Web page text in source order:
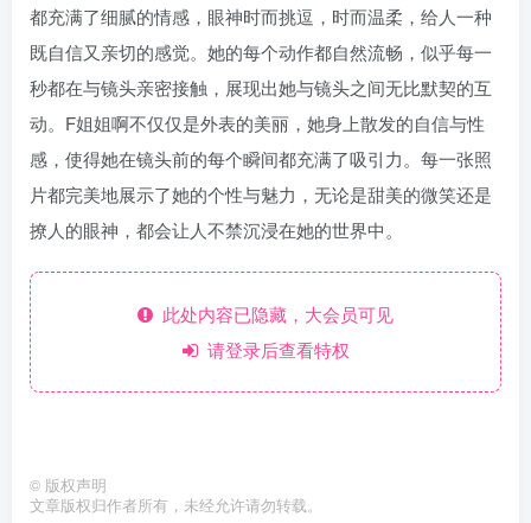
都充满了细腻的情感，眼神时而挑逗，时而温柔，给人一种
既自信又亲切的感觉。她的每个动作都自然流畅，似乎每一
秒都在与镜头亲密接触，展现出她与镜头之间无比默契的互
动。F姐姐啊不仅仅是外表的美丽，她身上散发的自信与性
感，使得她在镜头前的每个瞬间都充满了吸引力。每一张照
片都完美地展示了她的个性与魅力，无论是甜美的微笑还是
撩人的眼神，都会让人不禁沉浸在她的世界中。
此处内容已隐藏，大会员可见
请登录后查看特权
© 版权声明
文章版权归作者所有，未经允许请勿转载。